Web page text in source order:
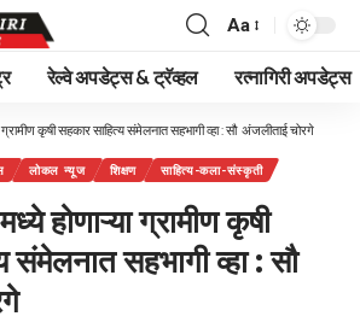
Font
Resizer
Aa
रेल्वे अपडेट्स & ट्रॅव्हल रत्नागिरी अपडेट्स
ग्रामीण कृषी सहकार साहित्य संमेलनात सहभागी व्हा : सौ अंजलीताई चोरगे
लोकल न्यूज शिक्षण साहित्य-कला-संस्कृती
होणाऱ्या ग्रामीण कृषी
संमेलनात सहभागी व्हा : सौ